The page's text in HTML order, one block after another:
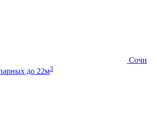
Сочи
до 22м3